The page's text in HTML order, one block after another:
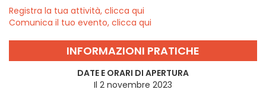
Registra la tua attività, clicca qui
Comunica il tuo evento, clicca qui
INFORMAZIONI PRATICHE
DATE E ORARI DI APERTURA
Il 2 novembre 2023